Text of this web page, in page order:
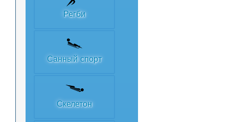
Регби
Санный спорт
Скелетон